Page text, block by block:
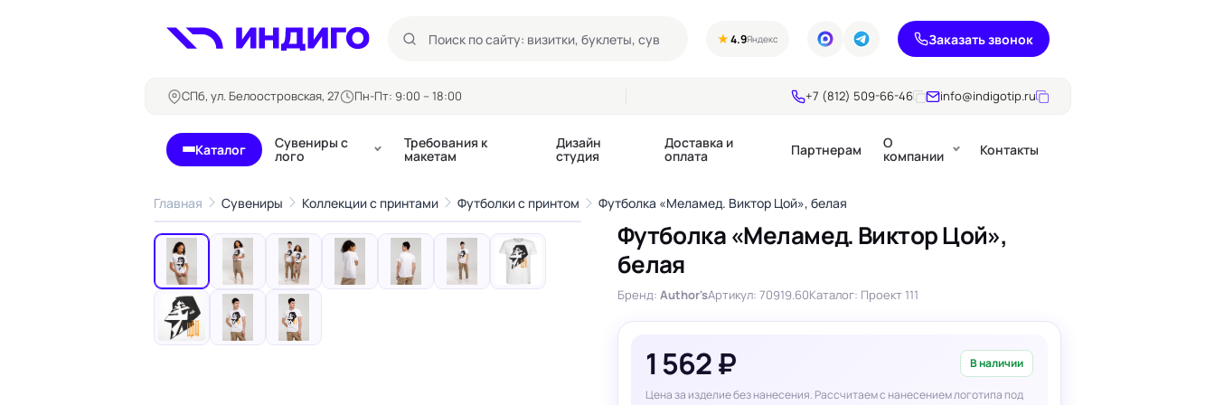
★4.9Яндекс Заказать звонок
СПб, ул. Белоостровская, 27 Пн-Пт: 9:00 – 18:00 +7 (812) 509-66-46 info@indigotip.ru
Каталог
Бланки и формуляры
Блокноты
Бейджи
Визитки
Конверты
Ленты для бейджей
Билеты, купоны
Буклеты
Календари квартальные
Календари настольные
Календари перекидные
Дорхенгеры / Крючки
Некхенгеры
Флажки бумажные
Шелфтокеры
Ярлыки и бирки
Каталоги
Презентации, годовые
Сувениры с
лого
Требования к
макетам
Дизайн
студия
Доставка и
оплата Партнерам О
компании Контакты
Главная Сувениры Коллекции с принтами Футболки с принтом Футболка «Меламед. Виктор Цой», белая
‹ ›
1/10
Футболка «Меламед. Виктор Цой»,
белая
Бренд: Author'sАртикул: 70919.60Каталог: Проект 111
1 562 ₽ В наличии
Цена за изделие без нанесения. Рассчитаем с нанесением логотипа под